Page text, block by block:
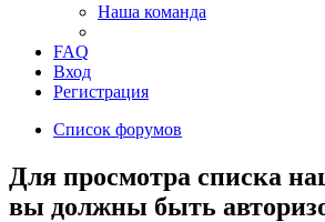
Наша команда
FAQ
Вход
Регистрация
Список форумов
Для просмотра списка
вы должны быть